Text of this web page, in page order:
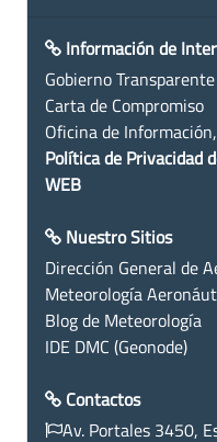
Información de
Gobierno Transparente
Carta de Compromiso
Oficina de
Política de Privacidad
WEB
Nuestro Sitios
Dirección General de
Meteorología
Blog de Meteorología
IDE DMC (Geonode)
Contactos
Av. Portales 3450,